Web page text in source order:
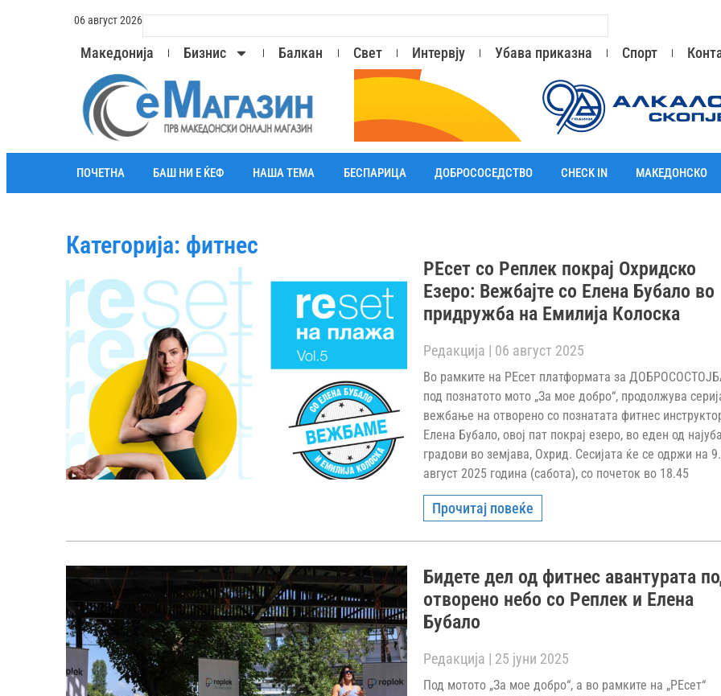
06 август 2026
Македонија Бизнис Балкан Свет Интервју Убава приказна Спорт
ПОЧЕТНА БАШ НИ Е ЌЕФ НАША ТЕМА БЕСПАРИЦА ДОБРОСОСЕДСТВО CHECK IN МАКЕДОНСКО
Категорија: фитнес
РЕсет со Реплек покрај Охридско
Eзеро: Вежбајте со Елена Бубало во
придружба на Емилија Колоска
Редакција 06 август 2025
Во рамките на РЕсет платформата за
под познатото мото „За мое добро“, продолжува
вежбање на отворено со познатата фитнес
Елена Бубало, овој пат покрај езеро, во еден од
градови во земјава, Охрид. Сесијата ќе се одржи на 9.
август 2025 година (сабота), со почеток во 18.45
Прочитај повеќе
Бидете дел од фитнес авантурата
отворено небо со Реплек и Елена
Бубало
Редакција 25 јуни 2025
Под мотото „За мое добро“, а во рамките на „РЕсет“